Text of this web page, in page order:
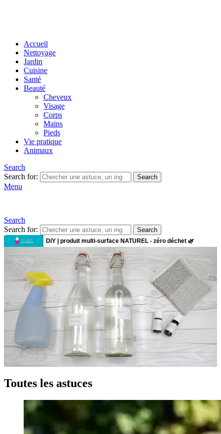
Accueil
Nettoyage
Jardin
Cuisine
Santé
Beauté
Cheveux
Visage
Corps
Mains
Pieds
Vie pratique
Animaux
Search
Search for:
Search
Menu
Search
Search for:
Search
Toutes les astuces